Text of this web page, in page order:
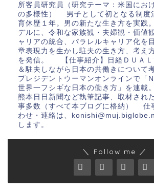
所客員研究員（研究テーマ：米国にお
の多様性） 男子として初となる制度
育休歴１年。男の新たな生き方を実践
デルに、令和な家族観・夫婦観・価値
ャリアの統合、パラレルキャリア化を
章表現力を生かし駐夫の生き方、考え
を発信。 【仕事紹介】日経ＤＵＡＬ
＆駐夫しながら日本の共働きについて
プレジデントウーマンオンラインで「
世界一フシギな日本の働き方」を連載
熊本日日新聞など執筆記事、取材され
事多数（すべて本ブログに格納） 仕
わせ・連絡は、
します。
＼ Follow me ／